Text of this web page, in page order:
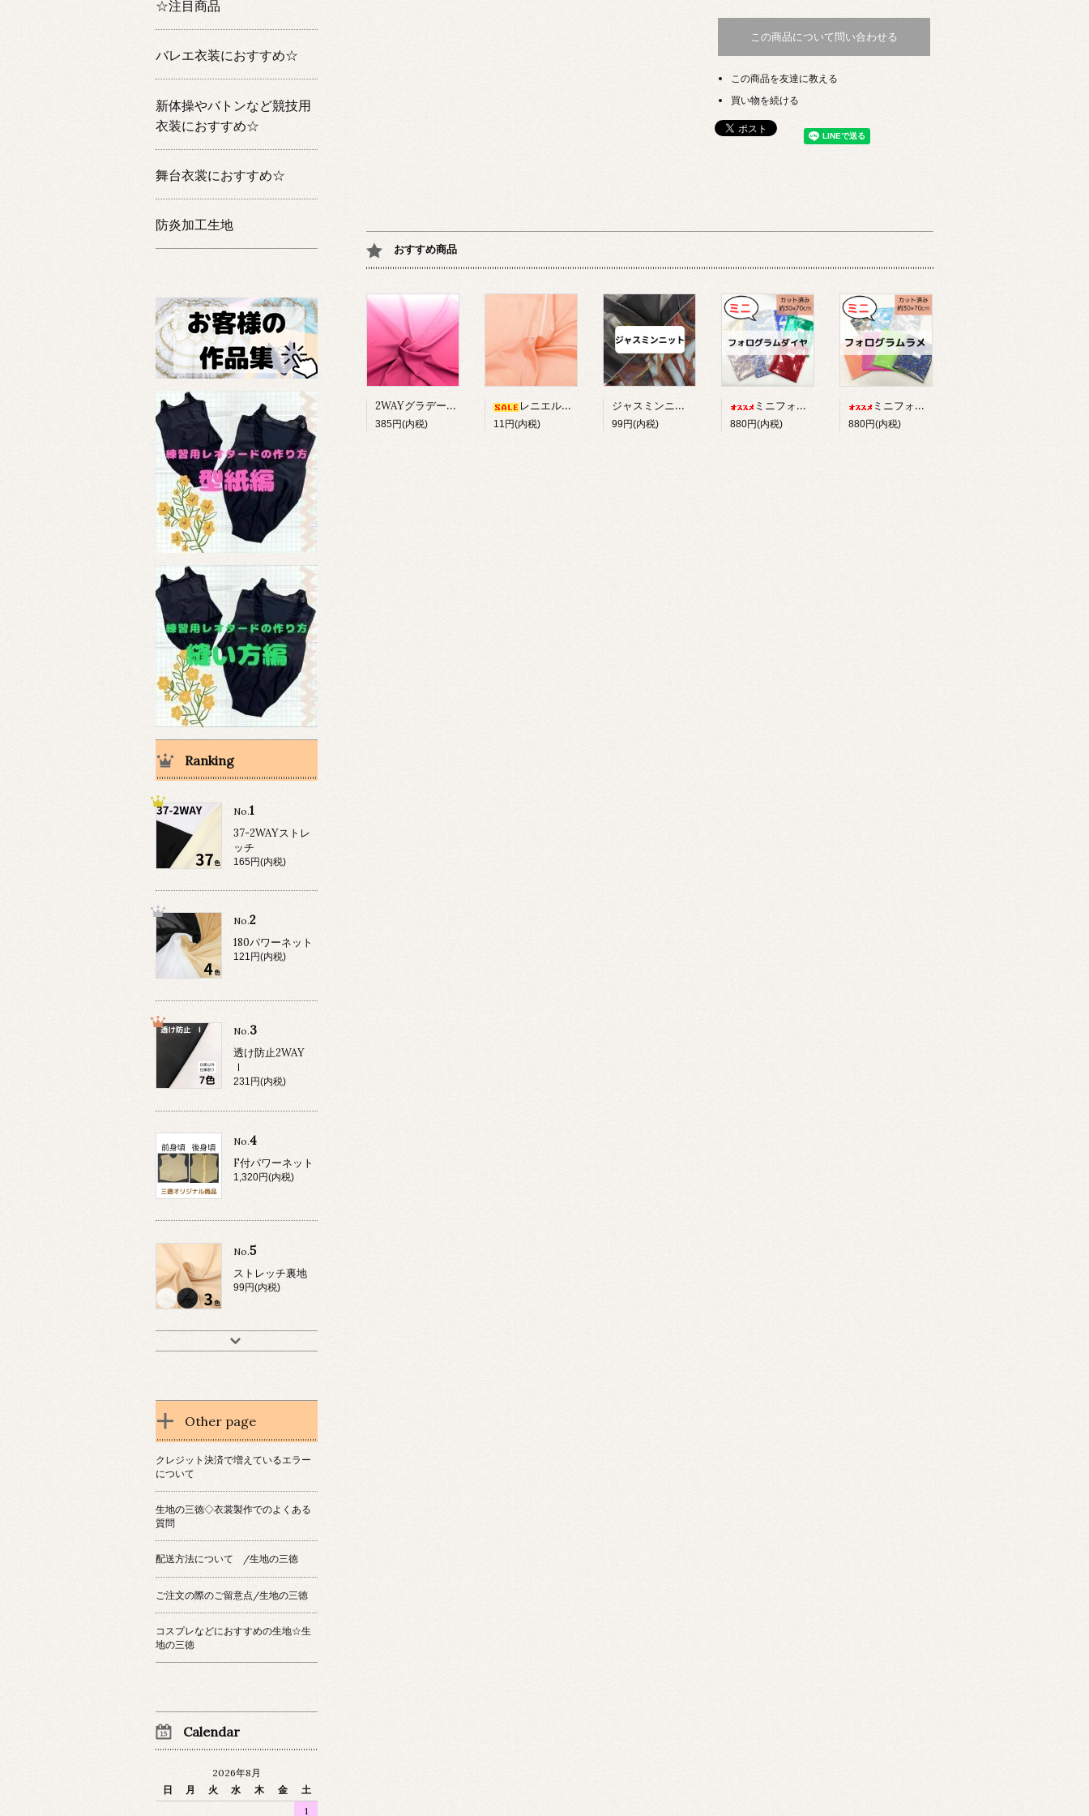
この商品について問い合わせる
この商品を友達に教える
買い物を続ける
おすすめ商品
2WAYグラデーションプリント
385円(内税)
レニエル約100cm幅【在庫限り】
11円(内税)
ジャスミンニット【在庫限り】
99円(内税)
ミニフォログラム/ダイヤ【カット済み】
880円(内税)
ミニフォログラム/ラメ【カット済み】
880円(内税)
☆注目商品
バレエ衣装におすすめ☆
新体操やバトンなど競技用
衣装におすすめ☆
舞台衣裳におすすめ☆
防炎加工生地
Ranking
No.1
37-2WAYストレ
ッチ
165円(内税)
No.2
180パワーネット
121円(内税)
No.3
透け防止2WAY
Ⅰ
231円(内税)
No.4
F付パワーネット
1,320円(内税)
No.5
ストレッチ裏地
99円(内税)
Other page
クレジット決済で増えているエラー
について
生地の三徳◇衣裳製作でのよくある
質問
配送方法について /生地の三徳
ご注文の際のご留意点/生地の三徳
コスプレなどにおすすめの生地☆生
地の三徳
Calendar
2026年8月
日
月 火 水 木 金
土
1